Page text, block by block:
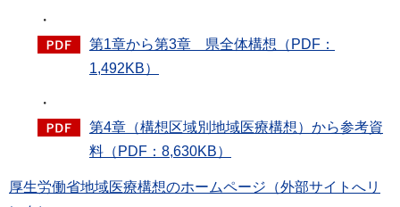
・
第1章から第3章 県全体構想（PDF：
1,492KB）
・
第4章（構想区域別地域医療構想）から参考資
料（PDF：8,630KB）
厚生労働省地域医療構想のホームページ（外部サイトへリ